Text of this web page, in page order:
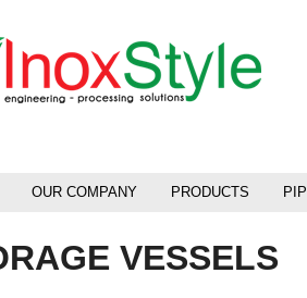
OUR COMPANY PRODUCTS
VESSELS